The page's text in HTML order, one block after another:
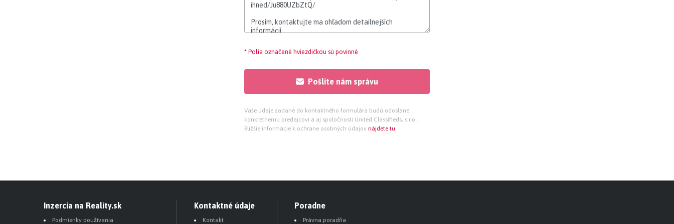
* Polia označené hviezdičkou sú povinné
Pošlite nám správu
Vaše údaje zadané do kontaktného formulára budú odoslané
konkrétnemu predajcovi a aj spoločnosti United Classifieds, s.r.o..
Bližšie informácie k ochrane osobných údajov nájdete tu
Inzercia na Reality.sk
Podmienky používania
Kontaktné údaje
Kontakt
Poradne
Právna poradňa